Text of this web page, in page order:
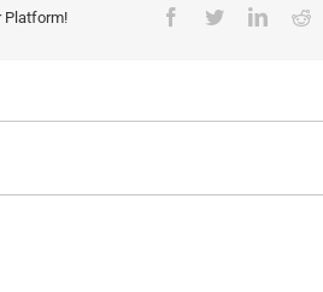
Platform! Facebook
Twitter